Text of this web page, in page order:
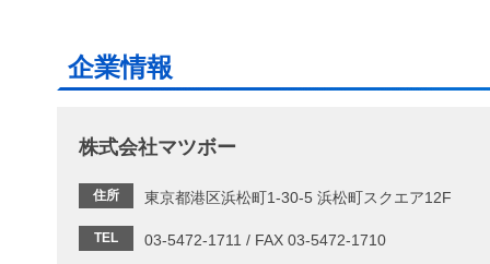
企業情報
株式会社マツボー
住所 東京都港区浜松町1-30-5 浜松町スクエア12F
TEL 03-5472-1711 / FAX 03-5472-1710